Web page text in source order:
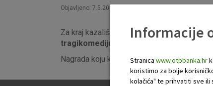
Objavljeno: 7.5.2019
Za kraj kazališne sezone, program
tragikomediju
Aleksandra Galina za
Nagrada koju korisnici mogu preuzeti za
Informacije
Stranica www.otpbanka.hr
koristimo za bolje
kolačića" te prihvatiti sve ili